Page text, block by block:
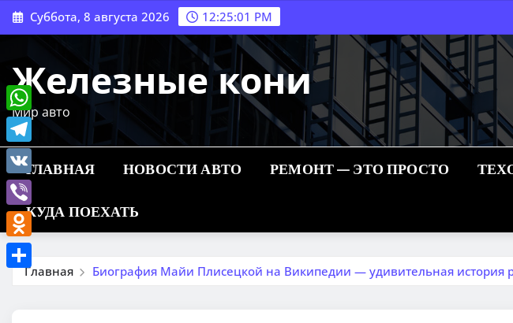
Перейти
к
Суббота, 8 августа 2026 12:25:02 PM
Железные кони
Мир авто
ГЛАВНАЯ НОВОСТИ АВТО РЕМОНТ — ЭТО ПРОСТО
КУДА ПОЕХАТЬ
Главная Биография Майи Плисецкой на Википедии — удивительная
WhatsApp
Telegram
VK
Viber
Odnoklassniki
Отправить